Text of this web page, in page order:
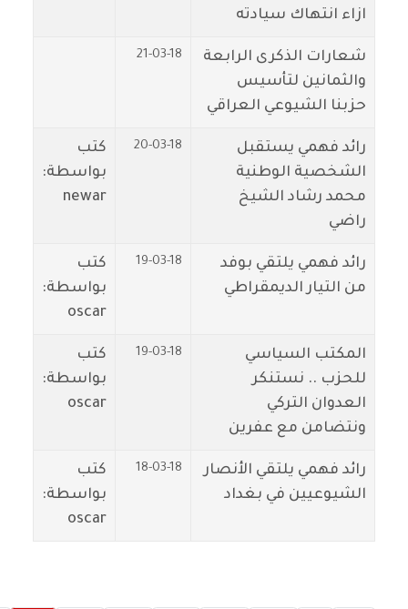
ازاء انتهاك سيادته
شعارات الذكرى الرابعة
والثمانين لتأسيس
حزبنا الشيوعي العراقي
21-03-18
رائد فهمي يستقبل
الشخصية الوطنية
محمد رشاد الشيخ
راضي
20-03-18
كتب
بواسطة:
newar
رائد فهمي يلتقي بوفد
من التيار الديمقراطي
19-03-18
كتب
بواسطة:
oscar
المكتب السياسي
للحزب .. نستنكر
العدوان التركي
ونتضامن مع عفرين
19-03-18
كتب
بواسطة:
oscar
رائد فهمي يلتقي الأنصار
الشيوعيين في بغداد
18-03-18
كتب
بواسطة:
oscar